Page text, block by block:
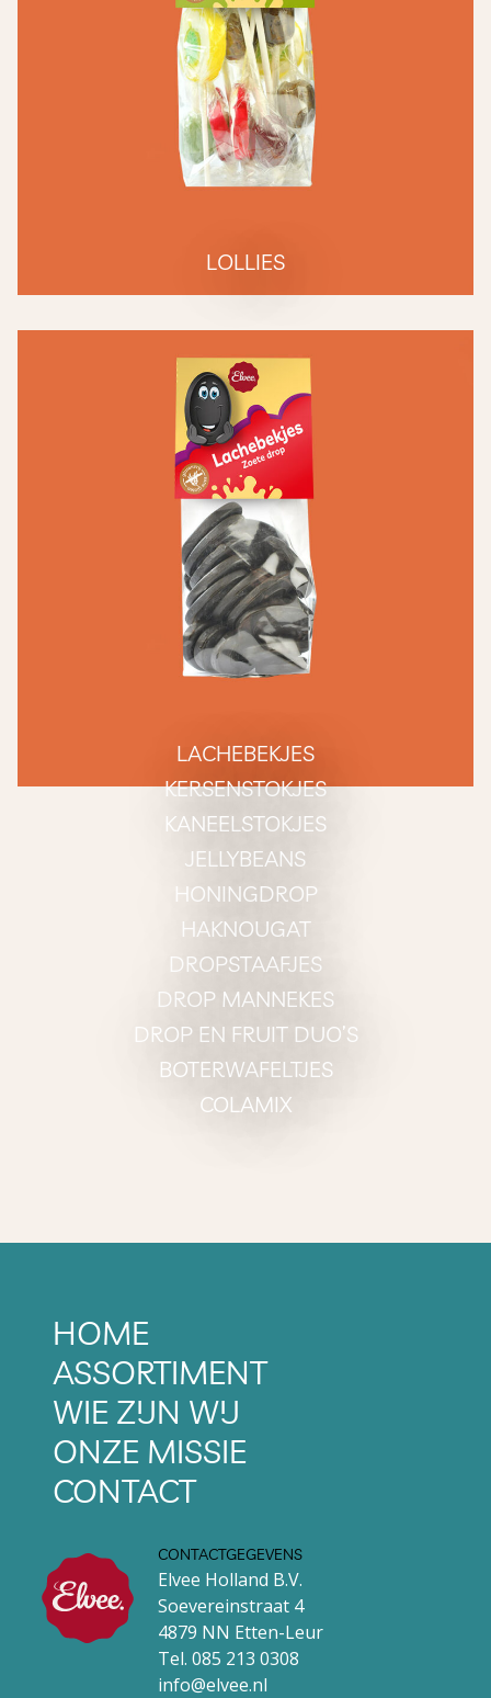
LOLLIES
LACHEBEKJES
KERSENSTOKJES
KANEELSTOKJES
JELLYBEANS
HONINGDROP
HAKNOUGAT
DROPSTAAFJES
DROP MANNEKES
DROP EN FRUIT DUO’S
BOTERWAFELTJES
COLAMIX
HOME
ASSORTIMENT
WIE ZIJN WIJ
ONZE MISSIE
CONTACT
CONTACTGEGEVENS
Elvee Holland B.V.
Soevereinstraat 4
4879 NN Etten-Leur
Tel. 085 213 0308
info@elvee.nl